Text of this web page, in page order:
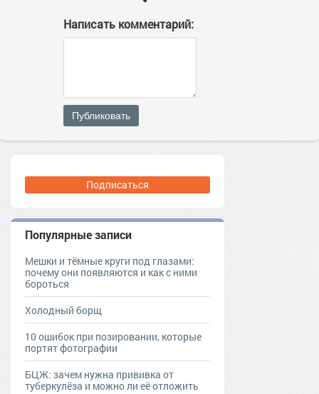
Написать комментарий:
Публиковать
Подписаться
Популярные записи
Мешки и тёмные круги под глазами:
почему они появляются и как с ними
бороться
Холодный борщ
10 ошибок при позировании, которые
портят фотографии
БЦЖ: зачем нужна прививка от
туберкулёза и можно ли её отложить